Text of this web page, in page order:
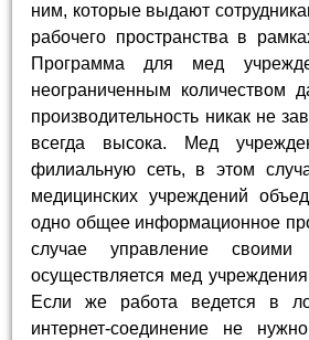
ним, которые выдают
рабочего пространства в
Программа для мед
неограниченным количеством
производительность никак не
всегда высока. Мед
филиальную сеть, в этом
медицинских учреждений
одно общее информационное
случае управление своими
осуществляется мед
Если же работа ведется в
интернет-соединение не